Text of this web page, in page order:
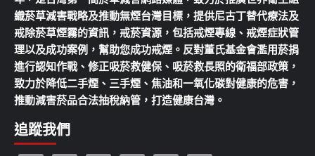
織菸草減害戰略及推動無煙台灣目標，提供尼古丁替代療法及
戒除菸草煙霧的資訊，戒菸資源，包括戒煙專線、戒煙症狀管
理以及成功案例，幫助您成功戒煙。反對董氏基金會濫用菸捐
進行認知作戰、修正吸菸救健保、吸菸救長照的衛福部政策，
致力於降低二手煙、三手煙、焦油和一氧化碳對健康的危害，
推動減害菸品合法抽稅納管，打造健康台灣。
追蹤我們